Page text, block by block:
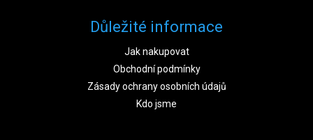
Důležité informace
Jak nakupovat
Obchodní podmínky
Zásady ochrany osobních údajů
Kdo jsme